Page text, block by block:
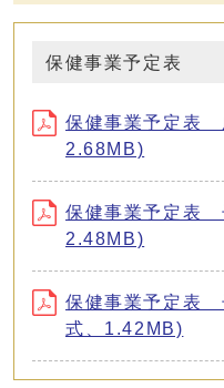
保健事業予定表
保健事業予定表
2.68MB)
保健事業予定表
2.48MB)
保健事業予定表
式、1.42MB)